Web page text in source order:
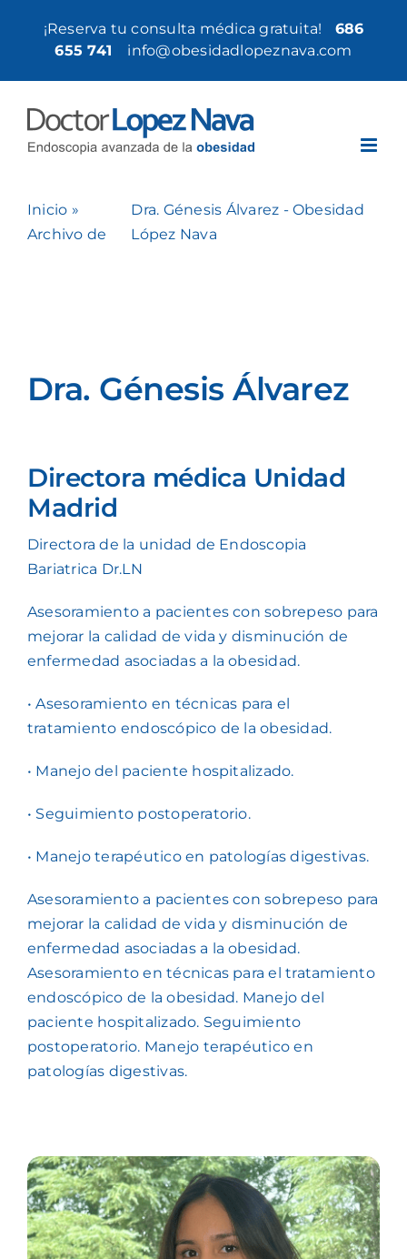
contenido
¡Reserva tu consulta médica gratuita!
686
655 741
info@obesidadlopeznava.com
Inicio »
Archivo de
Dra. Génesis Álvarez - Obesidad
López Nava
Dra. Génesis Álvarez
Directora médica Unidad
Madrid
Directora de la unidad de Endoscopia
Bariatrica Dr.LN
Asesoramiento a pacientes con sobrepeso para
mejorar la calidad de vida y disminución de
enfermedad asociadas a la obesidad.
• Asesoramiento en técnicas para el
tratamiento endoscópico de la obesidad.
• Manejo del paciente hospitalizado.
• Seguimiento postoperatorio.
• Manejo terapéutico en patologías digestivas.
Asesoramiento a pacientes con sobrepeso para
mejorar la calidad de vida y disminución de
enfermedad asociadas a la obesidad.
Asesoramiento en técnicas para el tratamiento
endoscópico de la obesidad. Manejo del
paciente hospitalizado. Seguimiento
postoperatorio. Manejo terapéutico en
patologías digestivas.